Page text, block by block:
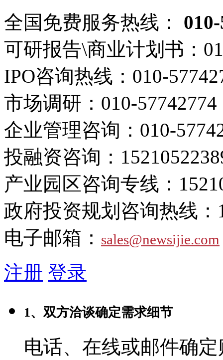
全国免费服务热线：
可研报告\商业计划书：
IPO咨询热线： 010-
市场调研： 010-57742774
企业管理咨询： 010-
投融资咨询：
产业园区咨询专线：
政府投资规划咨询热线：
电子邮箱： sales@newsijie.com
注册 登录
1、双方洽谈确定需求细节
电话、在线或邮件确